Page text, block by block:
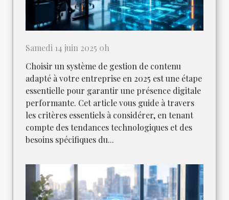
Samedi 14 juin 2025 0h
Choisir un système de gestion de contenu
adapté à votre entreprise en 2025 est une étape
essentielle pour garantir une présence digitale
performante. Cet article vous guide à travers
les critères essentiels à considérer, en tenant
compte des tendances technologiques et des
besoins spécifiques du...